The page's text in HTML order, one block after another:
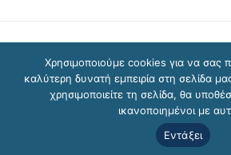
ΔΔΕ Λευκάδας ©
Χρησιμοποιούμε cookies για να σας
καλύτερη δυνατή εμπειρία στη σελίδα
χρησιμοποιείτε τη σελίδα, θα
ικανοποιημένοι με
Εντάξει